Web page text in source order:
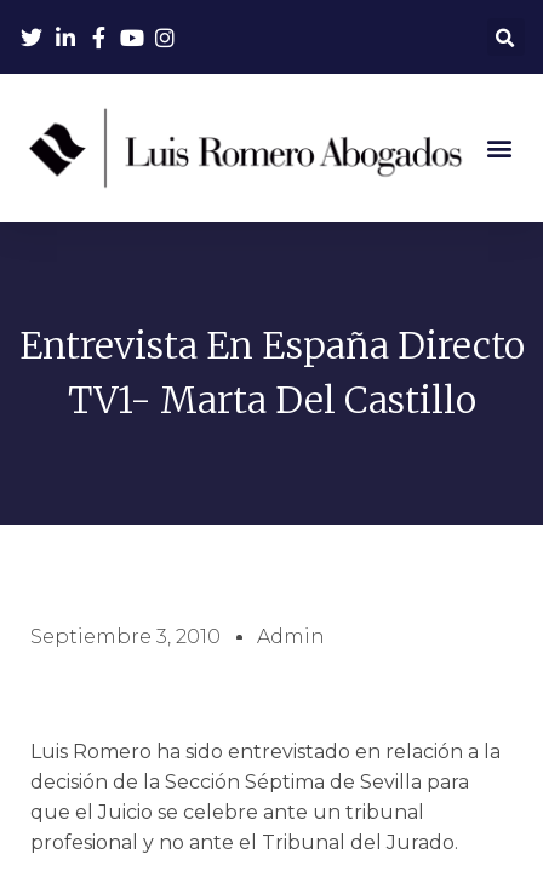
Entrevista En España Directo
TV1- Marta Del Castillo
Septiembre 3, 2010 Admin
Luis Romero ha sido entrevistado en relación a la
decisión de la Sección Séptima de Sevilla para
que el Juicio se celebre ante un tribunal
profesional y no ante el Tribunal del Jurado.